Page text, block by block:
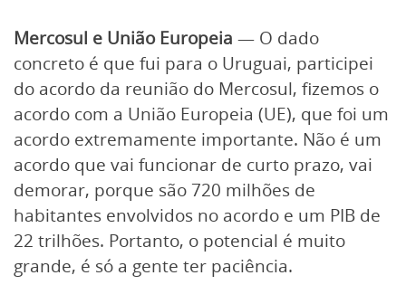
Mercosul e União Europeia — O dado
concreto é que fui para o Uruguai, participei
do acordo da reunião do Mercosul, fizemos o
acordo com a União Europeia (UE), que foi um
acordo extremamente importante. Não é um
acordo que vai funcionar de curto prazo, vai
demorar, porque são 720 milhões de
habitantes envolvidos no acordo e um PIB de
22 trilhões. Portanto, o potencial é muito
grande, é só a gente ter paciência.